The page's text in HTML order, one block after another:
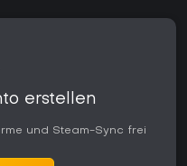
erstellen
und Steam-Sync frei